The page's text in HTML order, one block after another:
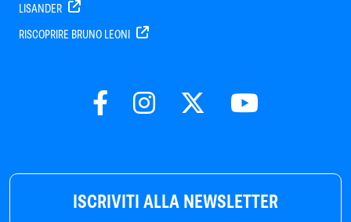
ISCRIVITI ALLA NEWSLETTER
LISANDER
RISCOPRIRE BRUNO LEONI